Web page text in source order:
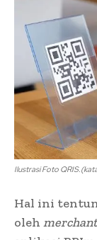
Ilustrasi Foto
Hal ini
oleh merchant